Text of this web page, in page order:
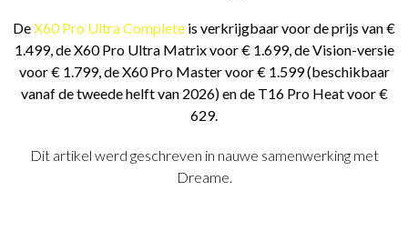
DeX60 Pro Ultra Complete is verkrijgbaar voor de prijs van €
1.499, de X60 Pro Ultra Matrix voor € 1.699, de Vision-versie
voor € 1.799, de X60 Pro Master voor € 1.599 (beschikbaar
vanaf de tweede helft van 2026) en de T16 Pro Heat voor €
629.
Dit artikel werd geschreven in nauwe samenwerking met
Dreame.